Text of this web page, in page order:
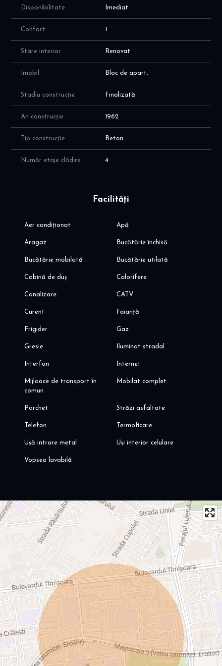
Disponibilitate Imediat
Confort 1
Stare interior Renovat
Imobil Bloc de apart.
Stadiu construcție Finalizată
An construcție 1962
Tip construcție Beton
Număr etaje clădire 4
Facilități
Aer condiționat Apă
Aragaz Bucătărie închisă
Bucătărie mobilată Bucătărie utilată
Cabină de duș Calorifere
Canalizare CATV
Curent Faianță
Frigider Gaz
Gresie Iluminat stradal
Interfon Internet
Mijloace de transport în
comun
Mobilat complet
Parchet Străzi asfaltate
Telefon Termoficare
Ușă intrare metal Uși interior celulare
Vopsea lavabilă